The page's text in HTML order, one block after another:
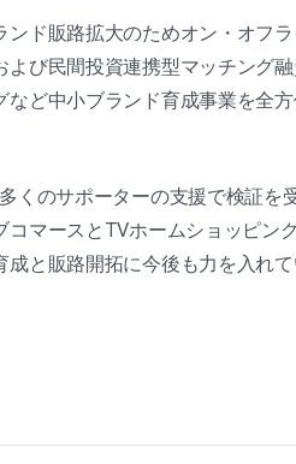
ンド販路拡大のためオン・オフ
よび民間投資連携型マッチング
ど中小ブランド育成事業を全方
くのサポーターの支援で検証
コマースとTVホームショッピン
と販路開拓に今後も力を入れて